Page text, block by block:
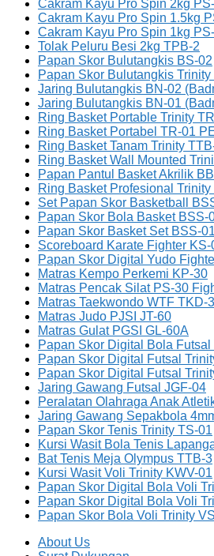
Cakram Kayu Pro Spin 2kg
Cakram Kayu Pro Spin 1.5kg
Cakram Kayu Pro Spin 1kg
Tolak Peluru Besi 2kg TPB-2
Papan Skor Bulutangkis BS-02
Papan Skor Bulutangkis Trinity
Jaring Bulutangkis BN-02
Jaring Bulutangkis BN-01
Ring Basket Portable Trinity
Ring Basket Portabel TR-01
Ring Basket Tanam Trinity
Ring Basket Wall Mounted
Papan Pantul Basket Akrilik
Ring Basket Profesional Trinity
Set Papan Skor Basketball
Papan Skor Bola Basket BSS-
Papan Skor Basket Set BSS-01
Scoreboard Karate Fighter KS-
Papan Skor Digital Yudo
Matras Kempo Perkemi KP-30
Matras Pencak Silat PS-30
Matras Taekwondo WTF TKD-
Matras Judo PJSI JT-60
Matras Gulat PGSI GL-60A
Papan Skor Digital Bola
Papan Skor Digital Futsal
Papan Skor Digital Futsal
Jaring Gawang Futsal JGF-04
Peralatan Olahraga Anak
Jaring Gawang Sepakbola
Papan Skor Tenis Trinity TS-01
Kursi Wasit Bola Tenis
Bat Tenis Meja Olympus TTB-3
Kursi Wasit Voli Trinity KWV-01
Papan Skor Digital Bola Voli
Papan Skor Digital Bola Voli
Papan Skor Bola Voli Trinity
About Us